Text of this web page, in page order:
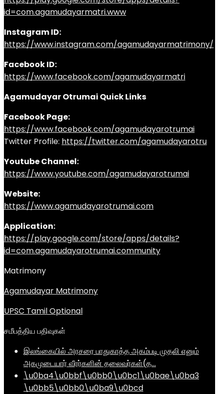
id=com.agamudayarmatri.www
Instagram ID:
https://www.instagram.com/agamudayarmatrimony/
Facebook ID:
https://www.facebook.com/agamudayarmatri
Agamudayar Otrumai Quick Links
Facebook Page:
https://www.facebook.com/agamudayarotrumai
Twitter Profile: https://twitter.com/agamudayarotru
Youtube Channel:
https://www.youtube.com/agamudayarotrumai
Website:
https://www.agamudayarotrumai.com
Application:
https://play.google.com/store/apps/details?
id=com.agamudayarotrumai.community
Matrimony
Agamudayar Matrimony
UPSC Tamil Optional
சமீபத்திய பதிவுகள்
இலங்கையில் அரசரை பாதுகாத்த அகம்படி முதலி எனும்
அகமுடையார் வீரர்களின் தலைவர்கள்(த…
\u0ba4\u0bbf\u0bb0\u0bc1\u0bae\u0ba3
\u0bb5\u0bb0\u0ba9\u0bcd